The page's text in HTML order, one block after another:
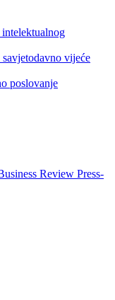
intelektualnog
vijeće
poslovanje
Review Press-